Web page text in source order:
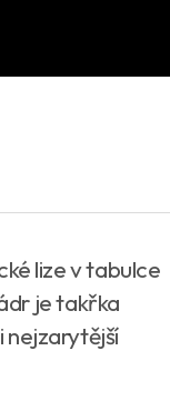
lize v tabulce
je takřka
nejzarytější